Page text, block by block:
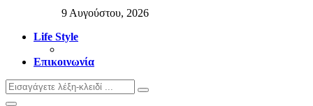
9 Αυγούστου, 2026
Life Style
Επικοινωνία
Search
for:
Search